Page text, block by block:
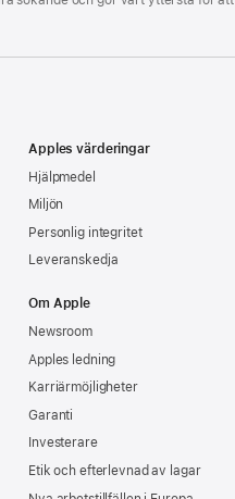
Apples värderingar
Hjälpmedel
Miljön
Personlig integritet
Leveranskedja
Om Apple
Newsroom
Apples ledning
Karriärmöjligheter
Garanti
Investerare
Etik och efterlevnad av lagar